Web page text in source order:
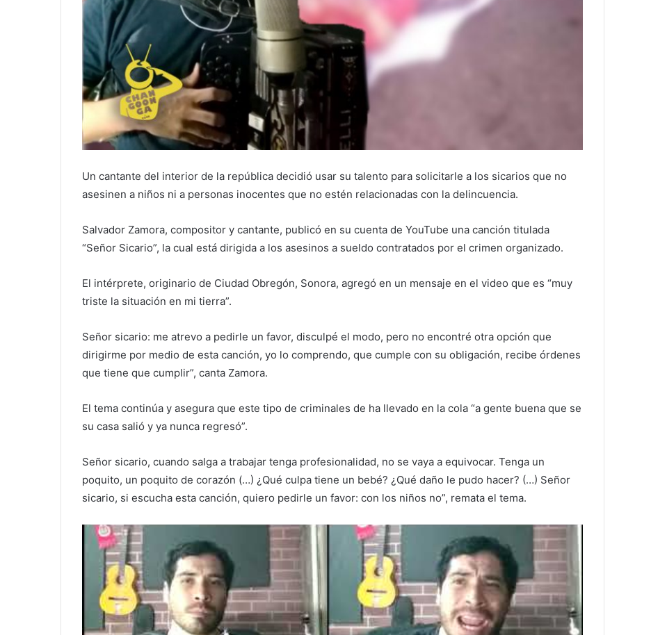
Un cantante del interior de la república decidió usar su talento para solicitarle a los sicarios que no
asesinen a niños ni a personas inocentes que no estén relacionadas con la delincuencia.
Salvador Zamora, compositor y cantante, publicó en su cuenta de YouTube una canción titulada
“Señor Sicario”, la cual está dirigida a los asesinos a sueldo contratados por el crimen organizado.
El intérprete, originario de Ciudad Obregón, Sonora, agregó en un mensaje en el video que es “muy
triste la situación en mi tierra”.
Señor sicario: me atrevo a pedirle un favor, disculpé el modo, pero no encontré otra opción que
dirigirme por medio de esta canción, yo lo comprendo, que cumple con su obligación, recibe órdenes
que tiene que cumplir”, canta Zamora.
El tema continúa y asegura que este tipo de criminales de ha llevado en la cola “a gente buena que se
su casa salió y ya nunca regresó”.
Señor sicario, cuando salga a trabajar tenga profesionalidad, no se vaya a equivocar. Tenga un
poquito, un poquito de corazón (…) ¿Qué culpa tiene un bebé? ¿Qué daño le pudo hacer? (…) Señor
sicario, si escucha esta canción, quiero pedirle un favor: con los niños no”, remata el tema.